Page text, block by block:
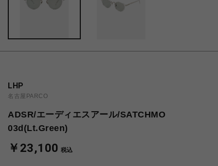
LHP
名古屋PARCO
ADSR/エーディエスアール/SATCHMO
03d(Lt.Green)
￥23,100 税込